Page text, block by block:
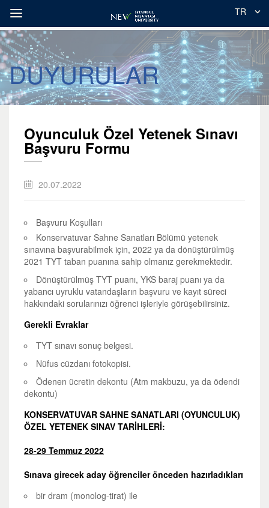
TR
DUYURULAR
Oyunculuk Özel Yetenek Sınavı
Başvuru Formu
20.07.2022
Başvuru Koşulları
Konservatuvar Sahne Sanatları Bölümü yetenek
sınavına başvurabilmek için, 2022 ya da dönüştürülmüş
2021 TYT taban puanına sahip olmanız gerekmektedir.
Dönüştürülmüş TYT puanı, YKS baraj puanı ya da
yabancı uyruklu vatandaşların başvuru ve kayıt süreci
hakkındaki sorularınızı öğrenci işleriyle görüşebilirsiniz.
Gerekli Evraklar
TYT sınavı sonuç belgesi.
Nüfus cüzdanı fotokopisi.
Ödenen ücretin dekontu (Atm makbuzu, ya da ödendi
dekontu)
KONSERVATUVAR SAHNE SANATLARI (OYUNCULUK)
ÖZEL YETENEK SINAV TARİHLERİ:
28-29 Temmuz 2022
Sınava girecek aday öğrenciler önceden hazırladıkları
bir dram (monolog-tirat) ile